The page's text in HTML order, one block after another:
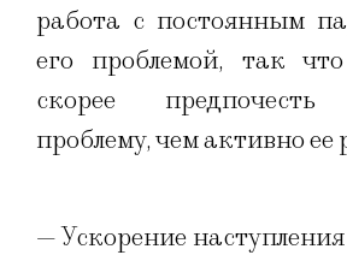
работа с постоянным
его проблемой, так
скорее предпочесть
проблему, чем активно ее
— Ускорение